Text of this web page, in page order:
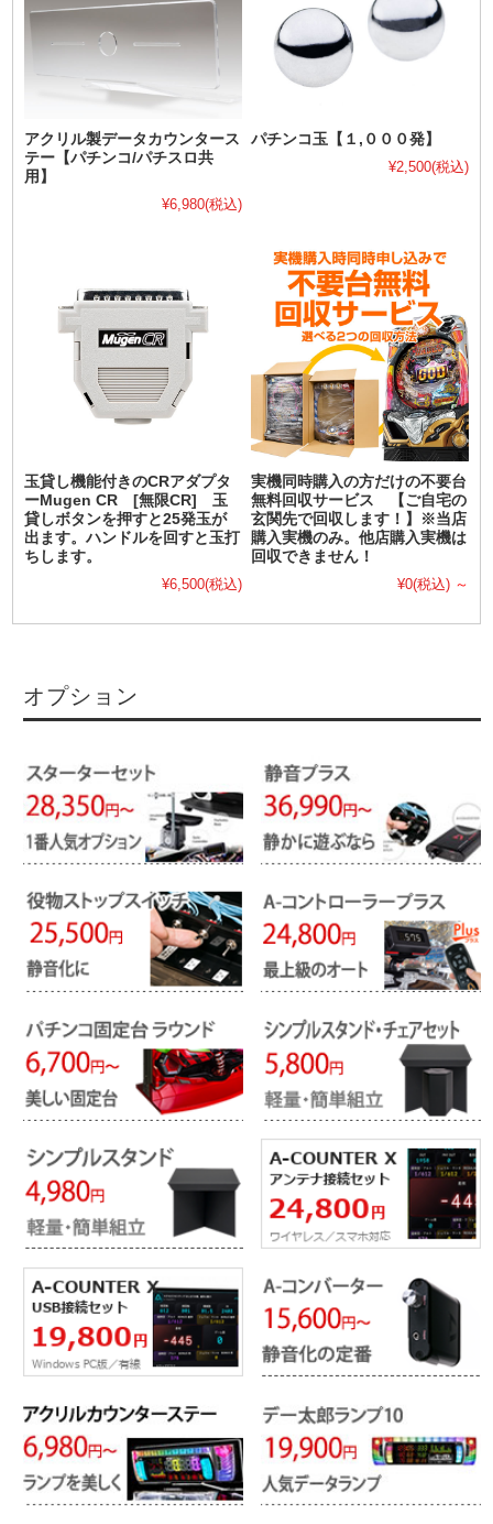
アクリル製データカウンタース
テー【パチンコ/パチスロ共
用】
¥6,980(税込)
パチンコ玉【１,０００発】
¥2,500(税込)
玉貸し機能付きのCRアダプタ
ーMugen CR [無限CR] 玉
貸しボタンを押すと25発玉が
出ます。ハンドルを回すと玉打
ちします。
¥6,500(税込)
実機同時購入の方だけの不要台
無料回収サービス 【ご自宅の
玄関先で回収します！】※当店
購入実機のみ。他店購入実機は
回収できません！
¥0(税込) ～
オプション